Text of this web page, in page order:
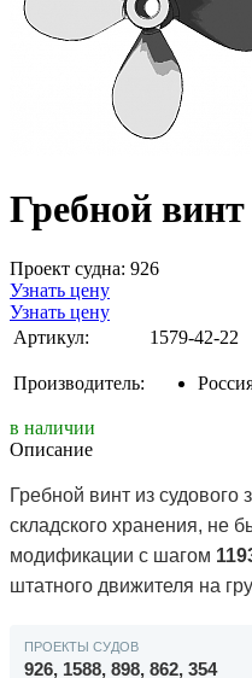
Гребной
Проект судна: 926
Узнать цену
Узнать цену
Артикул:
1579-42-22
Производитель:
в наличии
Описание
Гребной винт из
складского хранения, не
модификации с шагом
штатного движителя на
ПРОЕКТЫ СУДОВ
926, 1588, 898, 862, 354